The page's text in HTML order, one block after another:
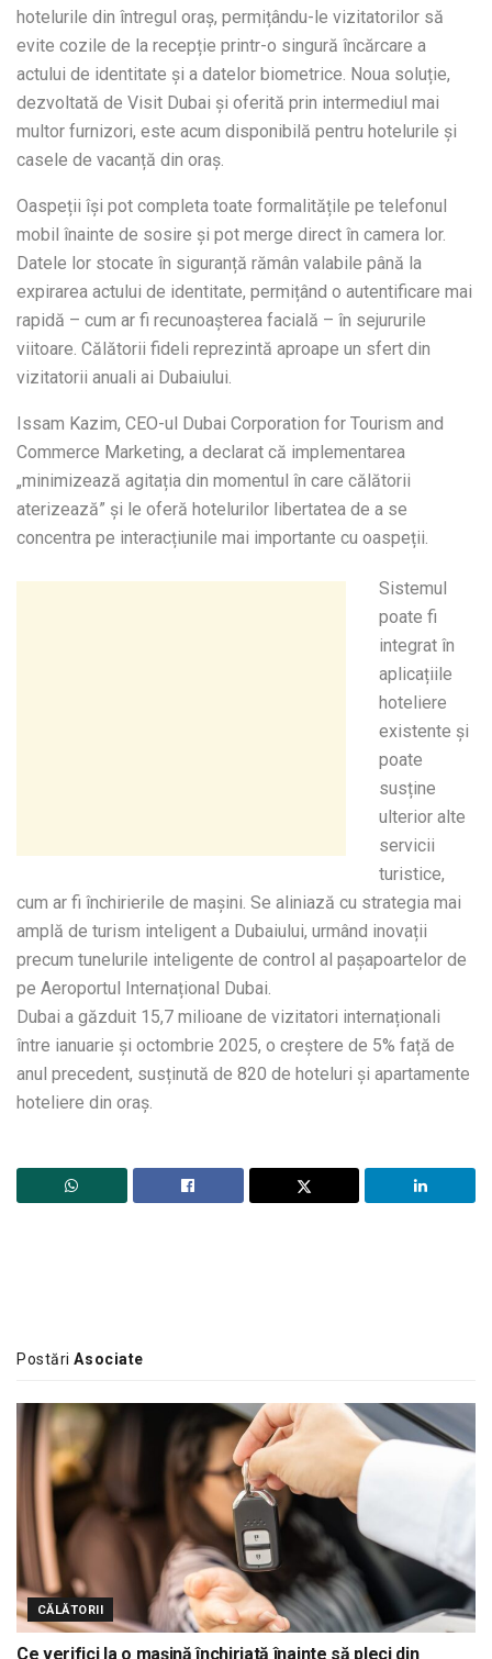
hotelurile din întregul oraș, permițându-le vizitatorilor să
evite cozile de la recepție printr-o singură încărcare a
actului de identitate și a datelor biometrice. Noua soluție,
dezvoltată de Visit Dubai și oferită prin intermediul mai
multor furnizori, este acum disponibilă pentru hotelurile și
casele de vacanță din oraș.
Oaspeții își pot completa toate formalitățile pe telefonul
mobil înainte de sosire și pot merge direct în camera lor.
Datele lor stocate în siguranță rămân valabile până la
expirarea actului de identitate, permițând o autentificare mai
rapidă – cum ar fi recunoașterea facială – în sejururile
viitoare. Călătorii fideli reprezintă aproape un sfert din
vizitatorii anuali ai Dubaiului.
Issam Kazim, CEO-ul Dubai Corporation for Tourism and
Commerce Marketing, a declarat că implementarea
„minimizează agitația din momentul în care călătorii
aterizează” și le oferă hotelurilor libertatea de a se
concentra pe interacțiunile mai importante cu oaspeții.
Sistemul
poate fi
integrat în
aplicațiile
hoteliere
existente și
poate
susține
ulterior alte
servicii
turistice,
cum ar fi închirierile de mașini. Se aliniază cu strategia mai
amplă de turism inteligent a Dubaiului, urmând inovații
precum tunelurile inteligente de control al pașapoartelor de
pe Aeroportul Internațional Dubai.
Dubai a găzduit 15,7 milioane de vizitatori internaționali
între ianuarie și octombrie 2025, o creștere de 5% față de
anul precedent, susținută de 820 de hoteluri și apartamente
hoteliere din oraș.
PostăriAsociate
CĂLĂTORII
Ce verifici la o mașină închiriată înainte să pleci din